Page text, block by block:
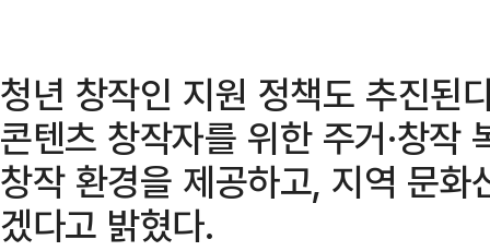
청년 창작인 지원 정책도 추진된
콘텐츠 창작자를 위한 주거·창작
창작 환경을 제공하고, 지역 문
겠다고 밝혔다.